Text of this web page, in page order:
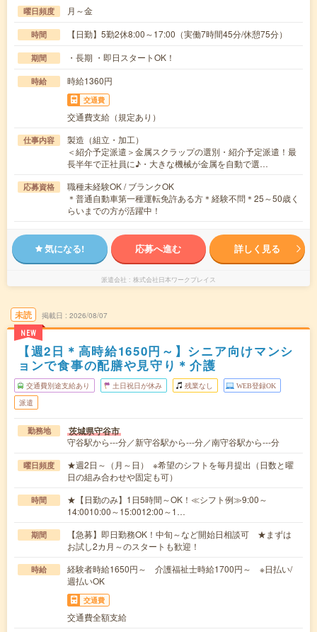
曜日頻度 月～金
時間 【日勤】5勤2休8:00～17:00（実働7時間45分/休憩75分）
期間 ・長期 ・即日スタートOK！
時給 時給1360円
交通費
交通費支給（規定あり）
仕事内容
製造（組立・加工）
＜紹介予定派遣＞金属スクラップの選別・紹介予定派遣！最
長半年で正社員に♪・大きな機械が金属を自動で選…
応募資格
職種未経験OK / ブランクOK
＊普通自動車第一種運転免許ある方＊経験不問＊25～50歳く
らいまでの方が活躍中！
気になる! 応募へ進む 詳しく見る
派遣会社 株式会社日本ワークプレイス
未読
NEW
掲載日 2026/08/07
【週2日＊高時給1650円～】シニア向けマンシ
ョンで食事の配膳や見守り＊介護
交通費別途支給あり 土日祝日が休み 残業なし WEB登録OK
派遣
勤務地 茨城県守谷市
守谷駅から---分／新守谷駅から---分／南守谷駅から---分
曜日頻度
★週2日～（月～日） ※希望のシフトを毎月提出（日数と曜
日の組み合わせや固定も可）
時間
★【日勤のみ】1日5時間～OK！≪シフト例≫9:00～
14:0010:00～15:0012:00～1…
期間
【急募】即日勤務OK！中旬～など開始日相談可 ★まずは
お試し2カ月～のスタートも歓迎！
時給
経験者時給1650円～ 介護福祉士時給1700円～ ※日払い/
週払いOK
交通費
交通費全額支給